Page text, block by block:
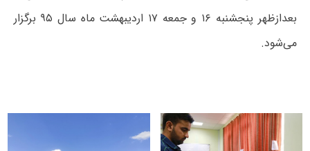
بعدازظهر پنجشنبه ۱۶ و جمعه ۱۷ اردیبهشت ماه سال ۹۵ برگزار
می‌شود.